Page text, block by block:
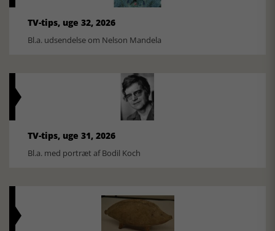
TV-tips, uge 32, 2026
Bl.a. udsendelse om Nelson Mandela
TV-tips, uge 31, 2026
Bl.a. med portræt af Bodil Koch